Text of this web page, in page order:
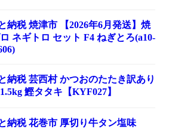
納税 焼津市 【2026年6月発送】焼
ネギトロ セット F4 ねぎとろ(a10-
納税 芸西村 かつおのたたき訳あり
鰹タタキ【KYF027】
納税 花巻市 厚切り牛タン塩味